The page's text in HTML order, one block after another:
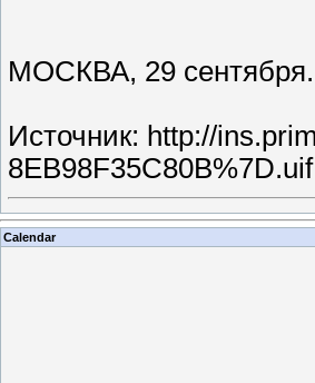
МОСКВА, 29
Источник: http://
8EB98F35C80B%7D.uif
Calendar